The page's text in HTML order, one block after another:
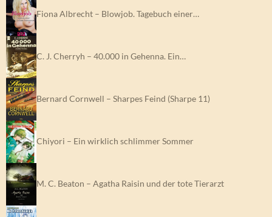
Fiona Albrecht – Blowjob. Tagebuch einer…
C. J. Cherryh – 40.000 in Gehenna. Ein…
Bernard Cornwell – Sharpes Feind (Sharpe 11)
Chiyori – Ein wirklich schlimmer Sommer
M. C. Beaton – Agatha Raisin und der tote Tierarzt